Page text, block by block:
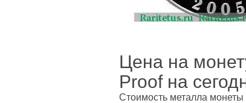
Цена на
Proof на
Стоимость металла монеты